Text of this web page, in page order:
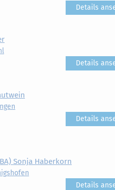
Details
Details
Details
Sonja Haberkorn
Details